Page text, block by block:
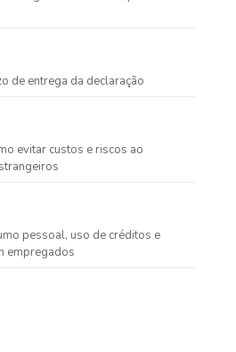
de entrega da declaração
evitar custos e riscos ao
pessoal, uso de créditos e
empregados